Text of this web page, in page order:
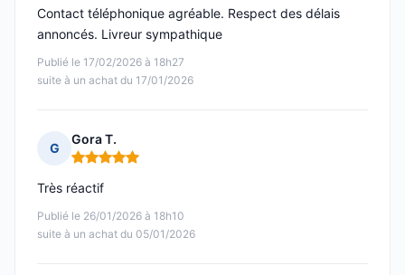
Publié le 17/02/2026 à 18h27
suite à un achat du 17/01/2026
Contact téléphonique agréable. Respect des délais
annoncés. Livreur sympathique
G
Gora T.
Note : 5 sur 5
Publié le 26/01/2026 à 18h10
suite à un achat du 05/01/2026
Très réactif